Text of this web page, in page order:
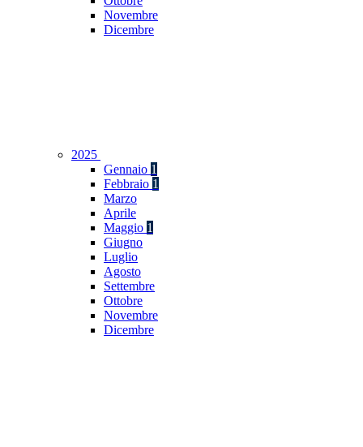
Novembre
Dicembre
2025
Gennaio 1
Febbraio 1
Marzo
Aprile
Maggio 1
Giugno
Luglio
Agosto
Settembre
Ottobre
Novembre
Dicembre